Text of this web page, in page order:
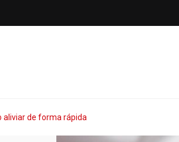
aliviar de forma rápida